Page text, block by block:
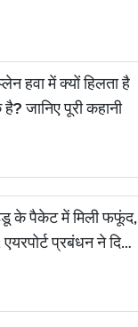
हवा में क्यों हिलता है
जानिए पूरी कहानी
के पैकेट में मिली फफूंद,
प्रबंधन ने दिया